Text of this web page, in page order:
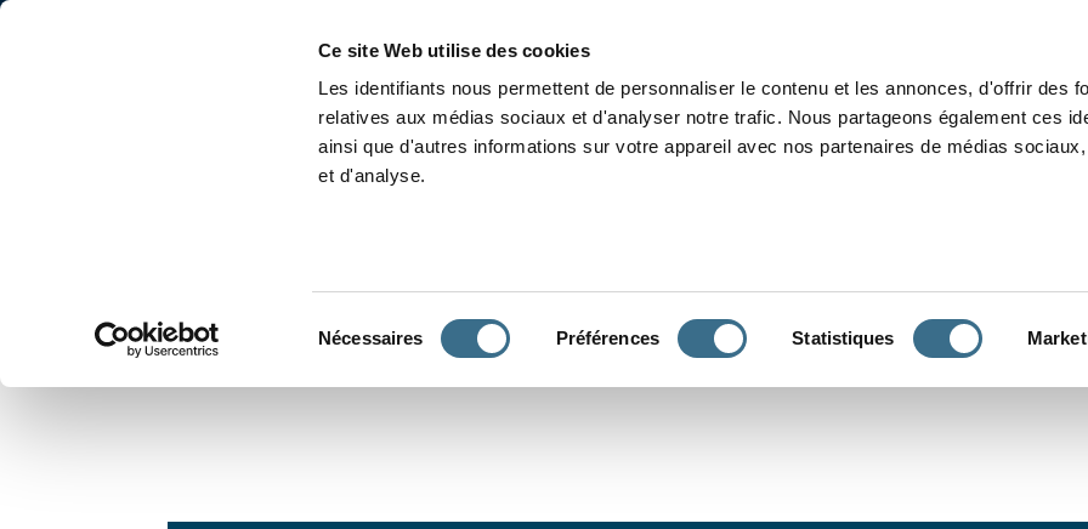
Ce site Web utilise des cookies
Les identifiants nous permettent de personnaliser le contenu et les annonces, d'offrir des
relatives aux médias sociaux et d'analyser notre trafic. Nous partageons également ces
ainsi que d'autres informations sur votre appareil avec nos partenaires de médias
et d'analyse.
Nécessaires Préférences Statistiques